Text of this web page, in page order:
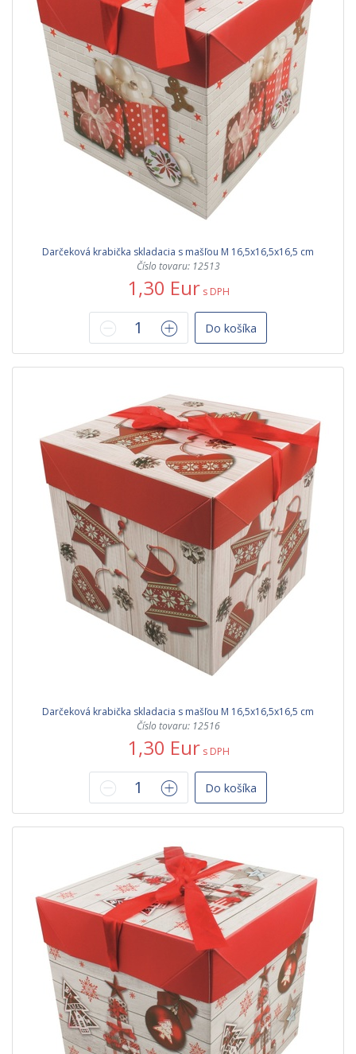
Darčeková krabička skladacia s mašľou M 16,5x16,5x16,5 cm
Číslo tovaru: 12513
1,30 Eur s DPH
Do košíka
Darčeková krabička skladacia s mašľou M 16,5x16,5x16,5 cm
Číslo tovaru: 12516
1,30 Eur s DPH
Do košíka